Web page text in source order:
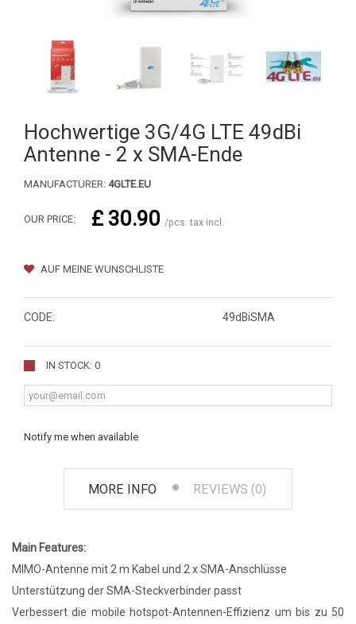
Hochwertige 3G/4G LTE 49dBi
Antenne - 2 x SMA-Ende
MANUFACTURER: 4GLTE.EU
OUR PRICE: £ 30.90 /pcs. tax incl.
AUF MEINE WUNSCHLISTE
CODE: 49dBiSMA
IN STOCK: 0
Notify me when available
MORE INFO REVIEWS (0)
Main Features:
MIMO-Antenne mit 2 m Kabel und 2 x SMA-Anschlüsse
Unterstützung der SMA-Steckverbinder passt
Verbessert die mobile hotspot-Antennen-Effizienz um bis zu 50